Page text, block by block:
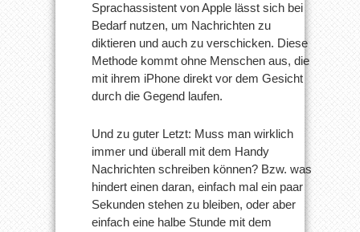
Sprachassistent von Apple lässt sich bei
Bedarf nutzen, um Nachrichten zu
diktieren und auch zu verschicken. Diese
Methode kommt ohne Menschen aus, die
mit ihrem iPhone direkt vor dem Gesicht
durch die Gegend laufen.
Und zu guter Letzt: Muss man wirklich
immer und überall mit dem Handy
Nachrichten schreiben können? Bzw. was
hindert einen daran, einfach mal ein paar
Sekunden stehen zu bleiben, oder aber
einfach eine halbe Stunde mit dem